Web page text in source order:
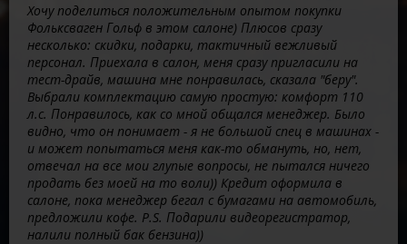
Хочу поделиться положительным опытом покупки
Фольксваген Гольф в этом салоне) Плюсов сразу
несколько: скидки, подарки, тактичный вежливый
персонал. Приехала в салон, меня сразу пригласили на
тест-драйв, машина мне понравилась, сказала "беру".
Выбрали комплектацию самую простую: комфорт 110
л.с. Понравилось, как со мной общался менеджер. Было
видно, что он понимает - я не большой спец в машинах -
и может попытаться меня как-то обмануть, но, нет,
отвечал на все мои глупые вопросы, не пытался ничего
продать без моей на то воли)) Кредит оформила в
салоне, пока менеджер бегал с бумагами на автомобиль,
предложили кофе. P.S. Подарили видеорегистратор,
налили полный бак бензина))